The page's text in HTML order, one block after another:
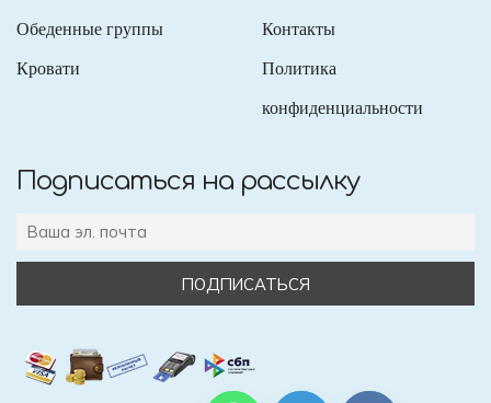
Обеденные группы
Кровати
Контакты
Политика
конфиденциальности
Подписаться на рассылку